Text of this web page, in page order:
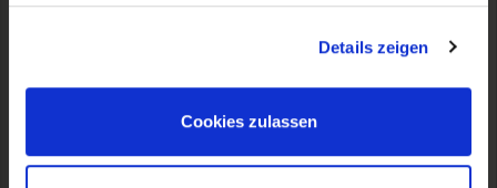
Details zeigen
Cookies zulassen